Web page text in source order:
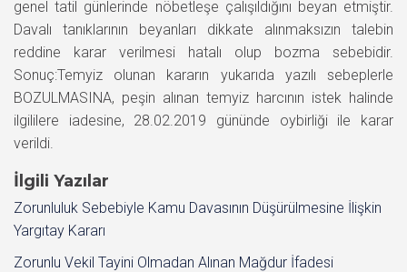
genel tatil günlerinde nöbetleşe çalışıldığını beyan etmiştir.
Davalı tanıklarının beyanları dikkate alınmaksızın talebin
reddine karar verilmesi hatalı olup bozma sebebidir.
Sonuç:Temyiz olunan kararın yukarıda yazılı sebeplerle
BOZULMASINA, peşin alınan temyiz harcının istek halinde
ilgililere iadesine, 28.02.2019 gününde oybirliği ile karar
verildi.
İlgili Yazılar
Zorunluluk Sebebiyle Kamu Davasının Düşürülmesine İlişkin
Yargıtay Kararı
Zorunlu Vekil Tayini Olmadan Alınan Mağdur İfadesi